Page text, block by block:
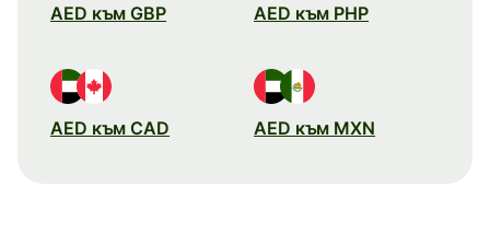
AED към GBP AED към PHP
AED към CAD AED към MXN